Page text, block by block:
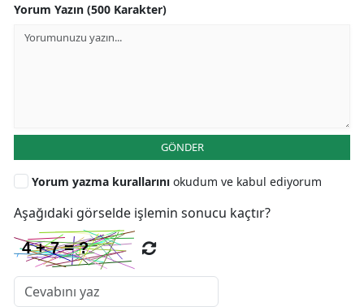
Yorum Yazın (500 Karakter)
GÖNDER
Yorum yazma kurallarını okudum ve kabul ediyorum
Aşağıdaki görselde işlemin sonucu kaçtır?